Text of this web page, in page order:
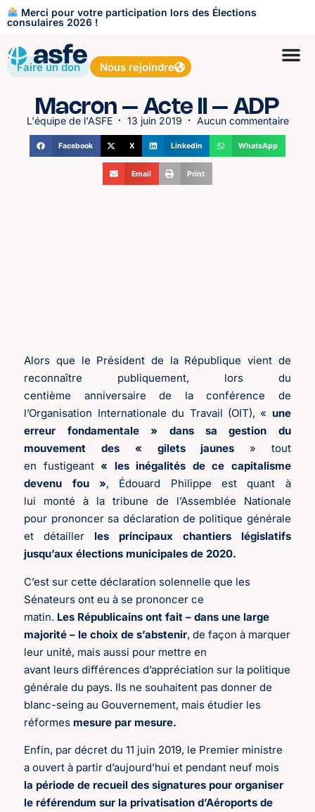
Merci pour votre participation lors des Élections
consulaires 2026 !
Faire un don Nous rejoindre
Macron – Acte II – ADP
L'équipe de l'ASFE 13 juin 2019 Aucun commentaire
Facebook X LinkedIn WhatsApp
Email Print
Alors que le Président de la République vient de
reconnaître publiquement, lors du
centième anniversaire de la conférence de
l’Organisation Internationale du Travail (OIT), « une
erreur fondamentale » dans sa gestion du
mouvement des « gilets jaunes » tout
en fustigeant« les inégalités de ce capitalisme
devenu fou », Édouard Philippe est quant à
lui monté à la tribune de l’Assemblée Nationale
pour prononcer sa déclaration de politique générale
et détailler les principaux chantiers législatifs
jusqu’aux élections municipales de 2020.
C’est sur cette déclaration solennelle que les
Sénateurs ont eu à se prononcer ce
matin. Les Républicains ont fait – dans une large
majorité – le choix de s’abstenir, de façon à marquer
leur unité, mais aussi pour mettre en
avant leurs différences d’appréciation sur la politique
générale du pays. Ils ne souhaitent pas donner de
blanc-seing au Gouvernement, mais étudier les
réformes mesure par mesure.
Enfin, par décret du 11 juin 2019, le Premier ministre
a ouvert à partir d’aujourd’hui et pendant neuf mois
la période de recueil des signatures pour organiser
le référendum sur la privatisation d’Aéroports de